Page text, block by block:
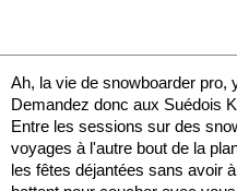
Ah, la vie de snowboarder pro,
Demandez donc aux Suédois
Entre les sessions sur des
voyages à l'autre bout de la
les fêtes déjantées sans avoir